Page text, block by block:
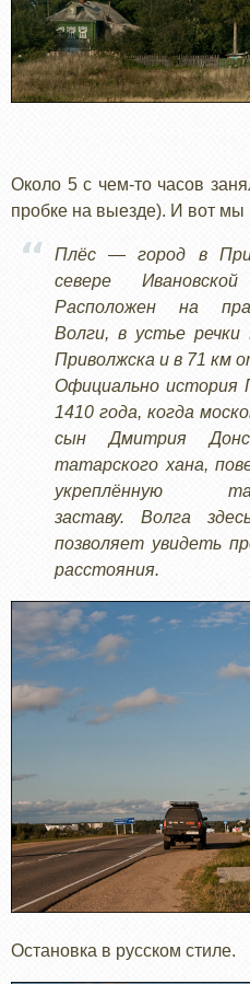
Около 5 с чем-то часов
пробке на выезде). И вот
Плёс — город в
севере
Расположен на
Волги, в устье
Приволжска и в 71 км
Официально история
1410 года, когда
сын Дмитрия
татарского хана,
укреплённую
заставу. Волга
позволяет увидеть
расстояния.
Остановка в русском стиле.